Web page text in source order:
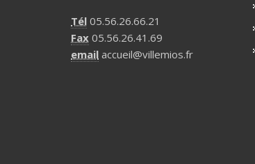
Tél 05.56.26.66.21
Fax 05.56.26.41.69
email accueil@villemios.fr